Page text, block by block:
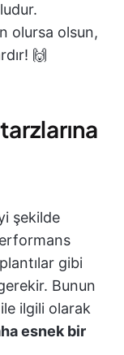
olursa olsun,
🙌
şekilde
gibi
Bunun
ilgili olarak
esnek bir